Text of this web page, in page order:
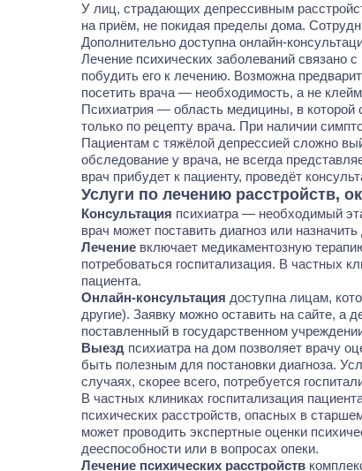
У лиц, страдающих депрессивным
на приём, не покидая пределы дома.
Дополнительно доступна онлайн-
Лечение психических заболеваний связано
побудить его к лечению. Возможна
посетить врача — необходимость, а не
Психиатрия — область медицины, в которой
только по рецепту врача. При наличии
Пациентам с тяжёлой депрессией сложно
обследование у врача, не всегда
врач прибудет к пациенту, проведёт
Услуги по лечению расстройств,
Консультация психиатра — необходимый
врач может поставить диагноз или
Лечение включает медикаментозную
потребоваться госпитализация. В частных
пациента.
Онлайн-консультация доступна лицам,
другие). Заявку можно оставить на сайте, а
поставленный в государственном
Выезд психиатра на дом позволяет врачу
быть полезным для постановки диагноза.
случаях, скорее всего, потребуется
В частных клиниках госпитализация
психических расстройств, опасных в
может проводить экспертные оценки
дееспособности или в вопросах опеки.
Лечение психических расстройств